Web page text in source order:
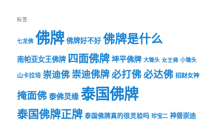
标签
七龙佛 佛牌 佛牌好不好 佛牌是什么
南帕亚女王佛牌 四面佛牌坤平佛牌 大锄头 女王佛 小锄头
山卡拉培 崇迪佛崇迪佛牌必打佛必达佛 招财女神
掩面佛泰佛灵缘泰国佛牌
泰国佛牌正牌 泰国佛牌真的很灵验吗 珍宝二 神兽崇迪